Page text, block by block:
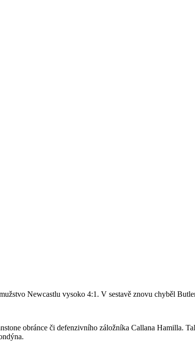
Newcastlu vysoko 4:1. V sestavě znovu chyběl
obránce či defenzivního záložníka Callana Hamilla.